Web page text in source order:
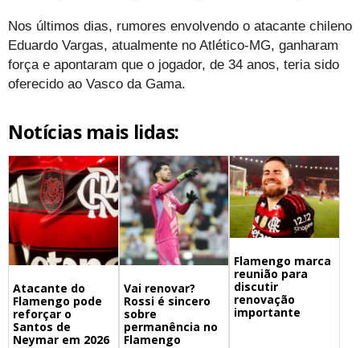
Nos últimos dias, rumores envolvendo o atacante chileno
Eduardo Vargas, atualmente no Atlético-MG, ganharam
força e apontaram que o jogador, de 34 anos, teria sido
oferecido ao Vasco da Gama.
Notícias mais lidas:
Atacante do
Flamengo pode
reforçar o
Santos de
Neymar em 2026
Vai renovar?
Rossi é sincero
sobre
permanência no
Flamengo
Flamengo marca
reunião para
discutir
renovação
importante